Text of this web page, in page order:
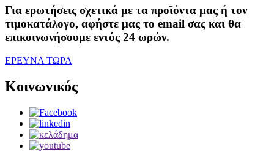
Για ερωτήσεις σχετικά με τα προϊόντα μας ή τον
τιμοκατάλογο, αφήστε μας το email σας και θα
επικοινωνήσουμε εντός 24 ωρών.
ΕΡΕΥΝΑ ΤΩΡΑ
Κοινωνικός